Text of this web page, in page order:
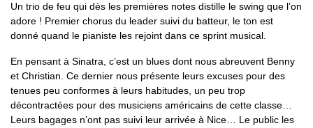
Un trio de feu qui dès les premières notes distille le swing que l’on
adore ! Premier chorus du leader suivi du batteur, le ton est
donné quand le pianiste les rejoint dans ce sprint musical.
En pensant à Sinatra, c’est un blues dont nous abreuvent Benny
et Christian. Ce dernier nous présente leurs excuses pour des
tenues peu conformes à leurs habitudes, un peu trop
décontractées pour des musiciens américains de cette classe…
Leurs bagages n’ont pas suivi leur arrivée à Nice… Le public les